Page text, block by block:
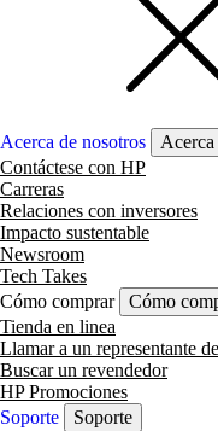
Acerca de nosotros
Acerca
Contáctese con HP
Carreras
Relaciones con inversores
Impacto sustentable
Newsroom
Tech Takes
Cómo comprar
Cómo
Tienda en linea
Llamar a un representante
Buscar un revendedor
HP Promociones
Soporte
Soporte